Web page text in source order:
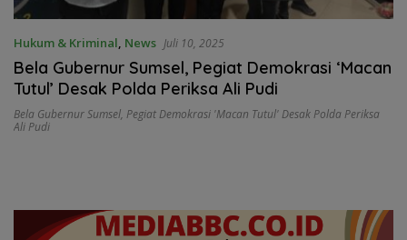
Hukum & Kriminal, News Juli 10, 2025
Bela Gubernur Sumsel, Pegiat Demokrasi ‘Macan
Tutul’ Desak Polda Periksa Ali Pudi
Bela Gubernur Sumsel, Pegiat Demokrasi 'Macan Tutul' Desak Polda Periksa
Ali Pudi